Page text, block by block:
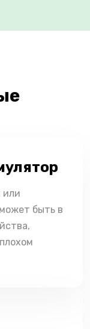
или
быть в